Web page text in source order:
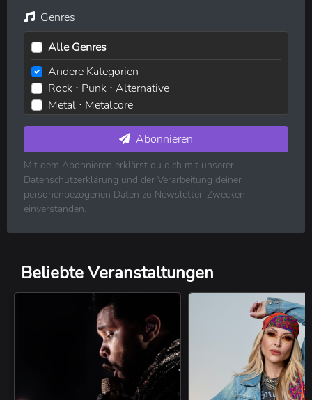
Genres
Alle Genres
Andere Kategorien
Rock ⋅ Punk ⋅ Alternative
Metal ⋅ Metalcore
Pop ⋅ Dance ⋅ Indie
Hip-Hop ⋅ Rap
R&B ⋅ Soul ⋅ Blues ⋅ Jazz
Volksmusik ⋅ Folk ⋅ Country ⋅ Schlager
Klassische Musik
Abonnieren
Mit dem Abonnieren erklärst du dich mit unserer
Datenschutzerklärung und der Verarbeitung deiner
personenbezogenen Daten zu Newsletter-Zwecken
einverstanden.
Beliebte Veranstaltungen